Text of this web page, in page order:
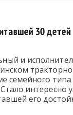
30 детей
и
семейного
интересно
его